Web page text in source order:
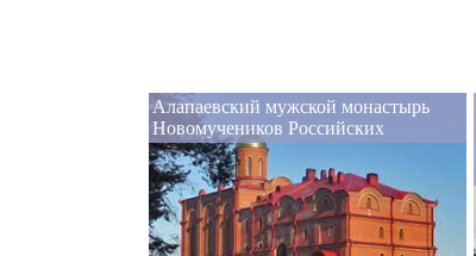
Алапаевский мужской монастырь
Новомучеников Российских